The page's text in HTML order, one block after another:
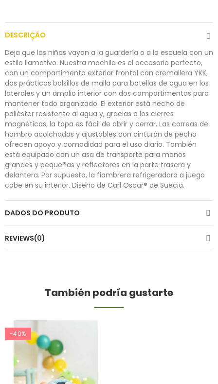
DESCRIÇÃO
Deja que los niños vayan a la guardería o a la escuela con un
estilo llamativo. Nuestra mochila es el accesorio perfecto,
con un compartimento exterior frontal con cremallera YKK,
dos prácticos bolsillos de malla para botellas de agua en los
laterales y un amplio interior con dos compartimentos para
mantener todo organizado. El exterior está hecho de
poliéster resistente al agua y, gracias a los cierres
magnéticos, la tapa es fácil de abrir y cerrar. Las correas de
hombro acolchadas y ajustables con cinturón de pecho
ofrecen apoyo y comodidad para el uso diario. También
está equipado con un asa de transporte para manos
grandes y pequeñas y reflectores en la parte trasera y
delantera. Por supuesto, la fiambrera refrigeradora a juego
cabe en su interior. Diseño de Carl Oscar® de Suecia.
DADOS DO PRODUTO
REVIEWS(0)
También podría gustarte
-40%